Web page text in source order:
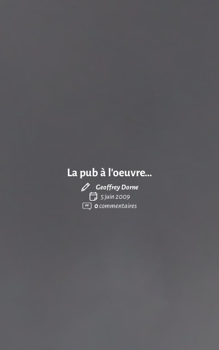
La pub à l’oeuvre…
Geoffrey Dorne
5 juin 2009
0commentaires